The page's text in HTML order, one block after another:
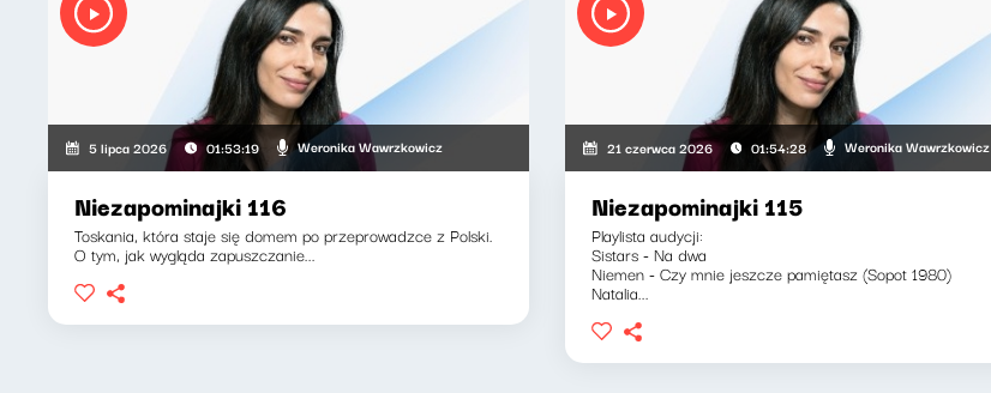
5 lipca 2026 01:53:19 Weronika Wawrzkowicz
Niezapominajki 116
Toskania, która staje się domem po przeprowadzce z Polski.
O tym, jak wygląda zapuszczanie...
21 czerwca 2026 01:54:28 Weronika Wawrzkowicz
Niezapominajki 115
Playlista audycji:
Sistars - Na dwa
Niemen - Czy mnie jeszcze pamiętasz (Sopot 1980)
Natalia...